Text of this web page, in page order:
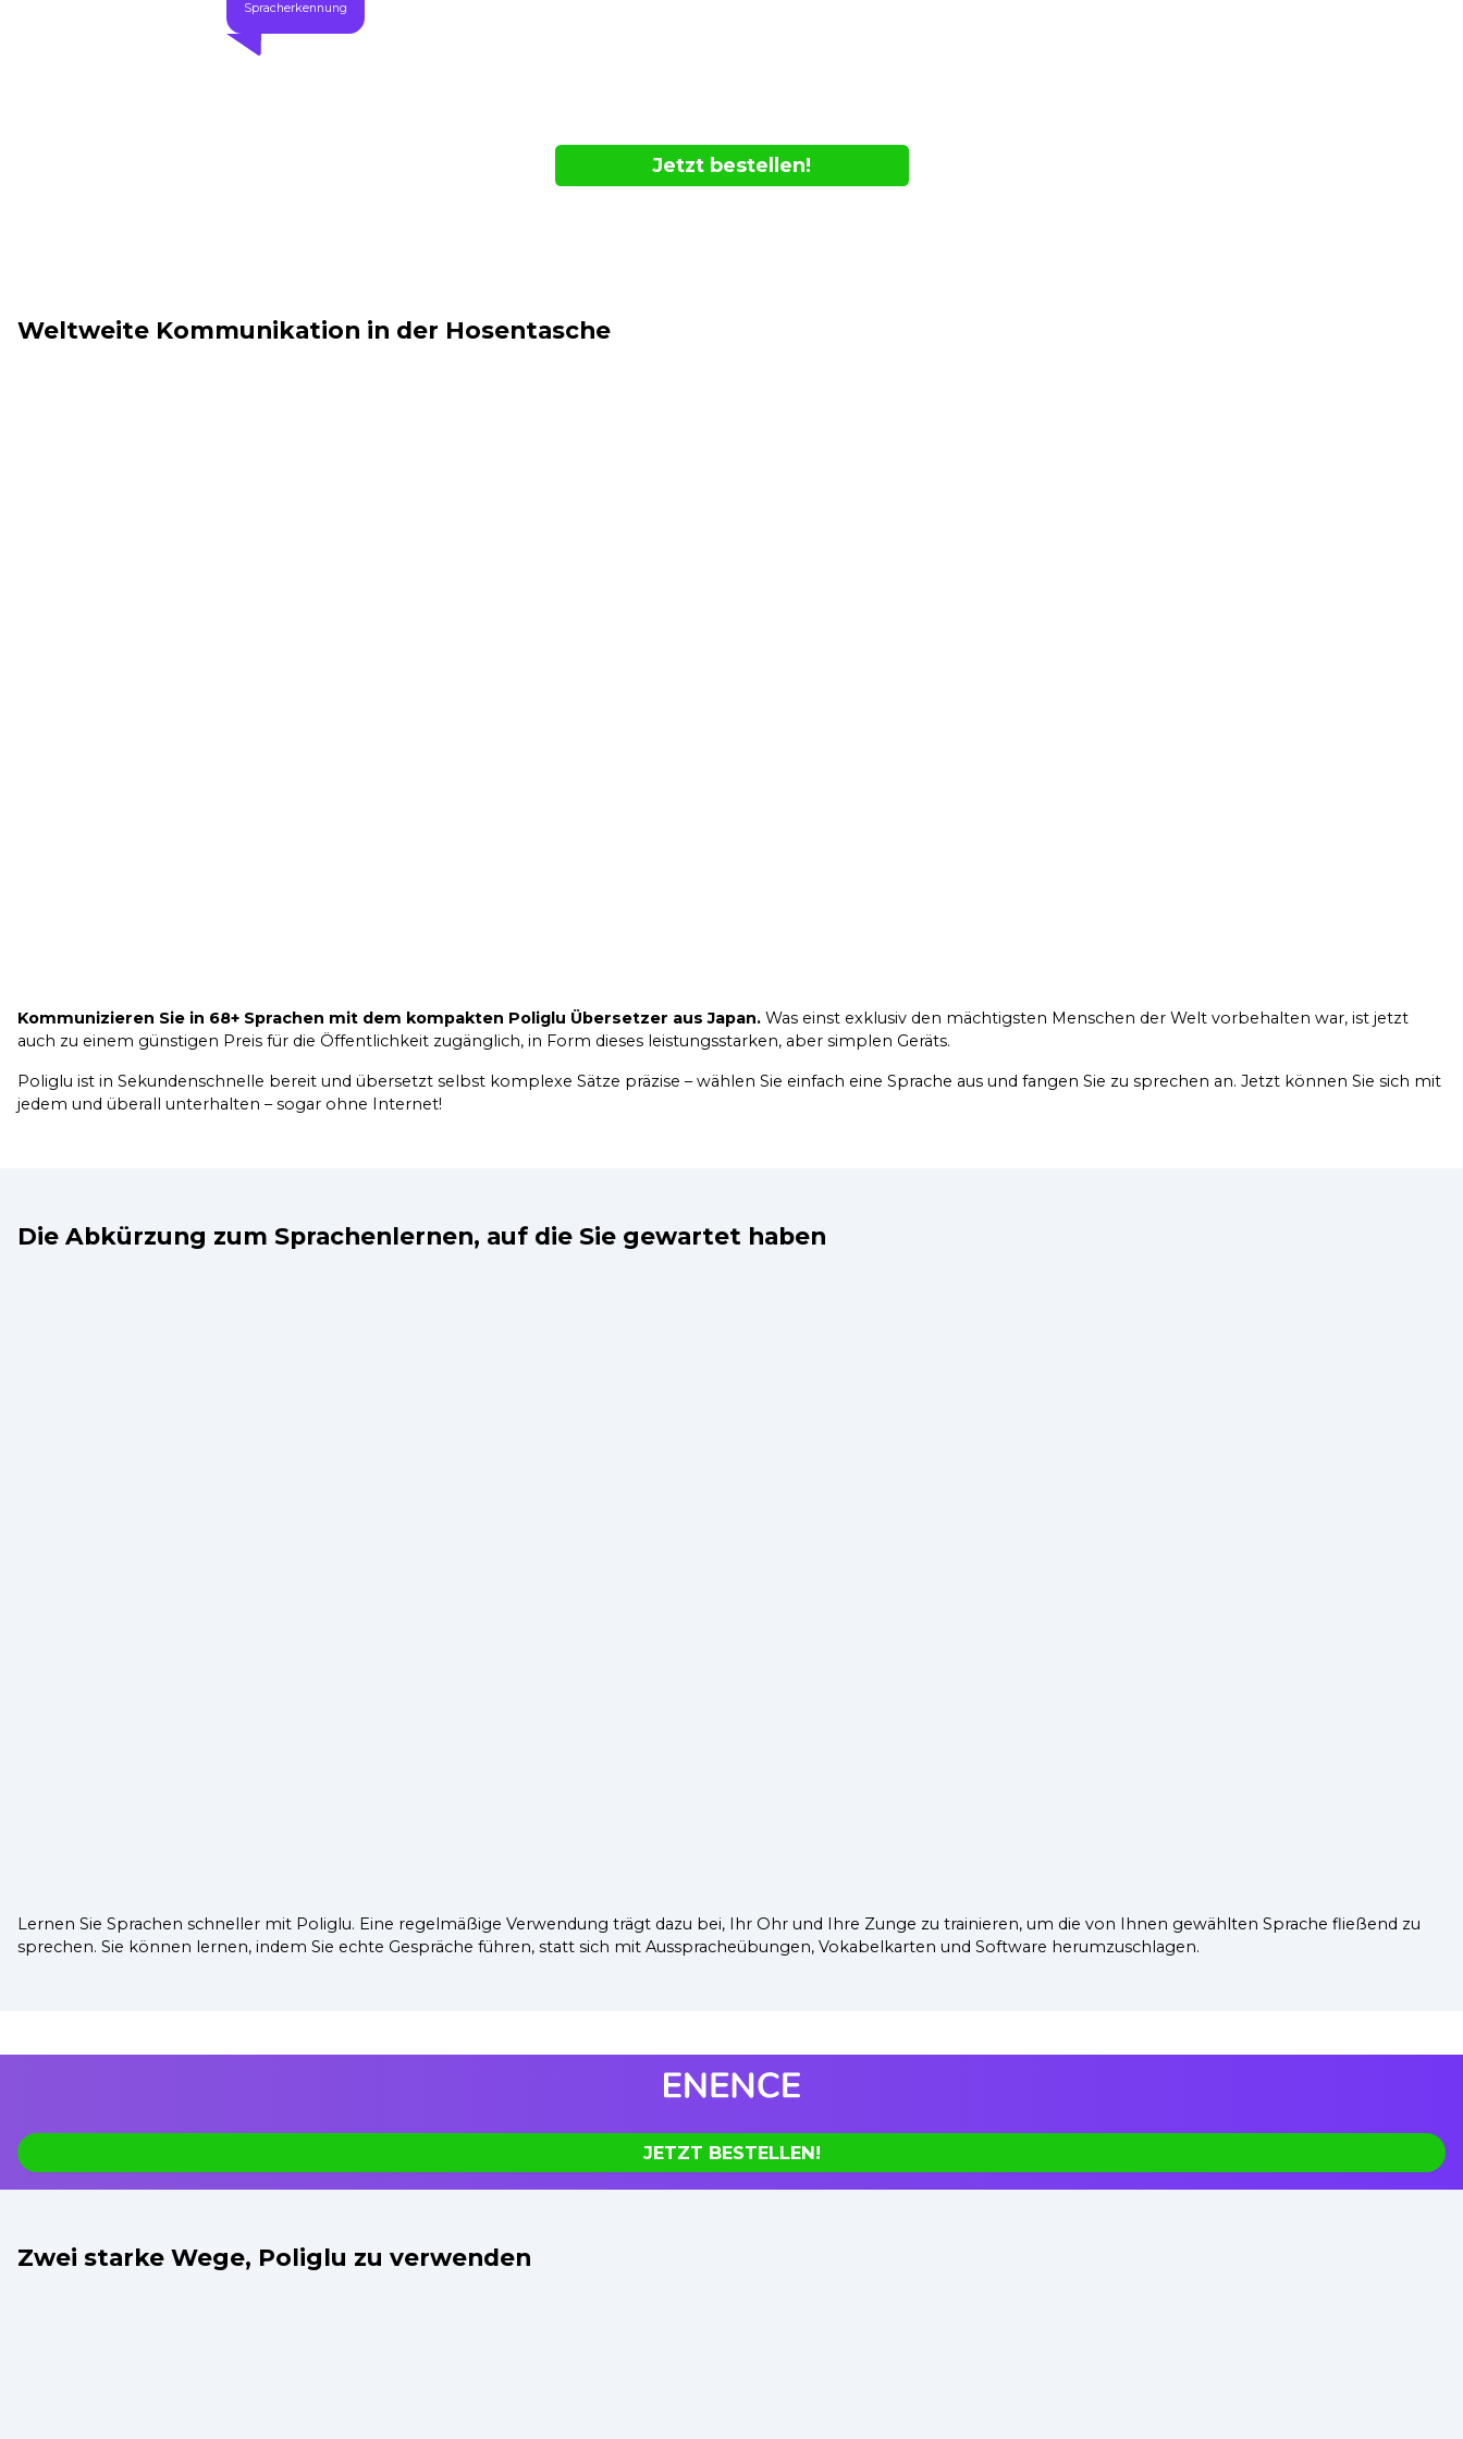
Jetzt bestellen!
Spracherkennung
Weltweite Kommunikation in der Hosentasche
Kommunizieren Sie in 68+ Sprachen mit dem kompakten Poliglu Übersetzer aus Japan. Was einst exklusiv den mächtigsten Menschen der Welt vorbehalten war, ist jetzt
auch zu einem günstigen Preis für die Öffentlichkeit zugänglich, in Form dieses leistungsstarken, aber simplen Geräts.
Poliglu ist in Sekundenschnelle bereit und übersetzt selbst komplexe Sätze präzise – wählen Sie einfach eine Sprache aus und fangen Sie zu sprechen an. Jetzt können Sie sich mit
jedem und überall unterhalten – sogar ohne Internet!
Die Abkürzung zum Sprachenlernen, auf die Sie gewartet haben
Lernen Sie Sprachen schneller mit Poliglu. Eine regelmäßige Verwendung trägt dazu bei, Ihr Ohr und Ihre Zunge zu trainieren, um die von Ihnen gewählten Sprache fließend zu
sprechen. Sie können lernen, indem Sie echte Gespräche führen, statt sich mit Ausspracheübungen, Vokabelkarten und Software herumzuschlagen.
JETZT BESTELLEN!
Zwei starke Wege, Poliglu zu verwenden